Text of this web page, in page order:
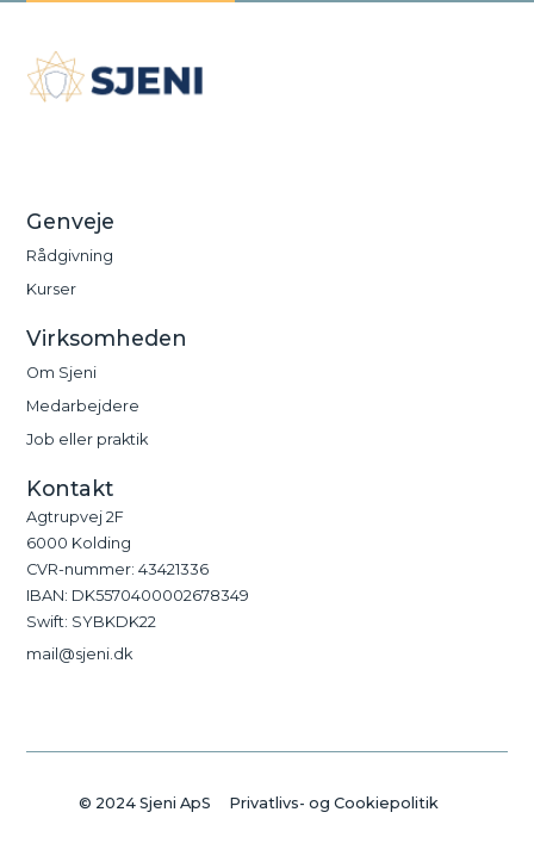
Genveje
Rådgivning
Kurser
Virksomheden
Om Sjeni
Medarbejdere
Job eller praktik
Kontakt
Agtrupvej 2F
6000 Kolding
CVR-nummer: 43421336
IBAN: DK5570400002678349
Swift: SYBKDK22
mail@sjeni.dk
© 2024 Sjeni ApS Privatlivs- og Cookiepolitik